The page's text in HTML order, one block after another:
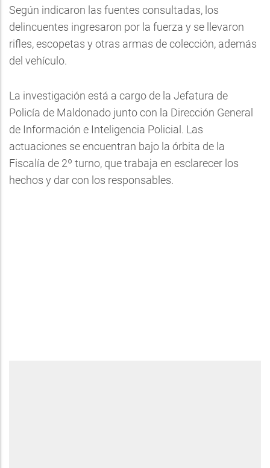
Según indicaron las fuentes consultadas, los
delincuentes ingresaron por la fuerza y se llevaron
rifles, escopetas y otras armas de colección, además
del vehículo.
La investigación está a cargo de la Jefatura de
Policía de Maldonado junto con la Dirección General
de Información e Inteligencia Policial. Las
actuaciones se encuentran bajo la órbita de la
Fiscalía de 2º turno, que trabaja en esclarecer los
hechos y dar con los responsables.